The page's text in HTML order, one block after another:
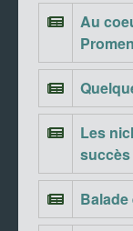
Au
Les
succès